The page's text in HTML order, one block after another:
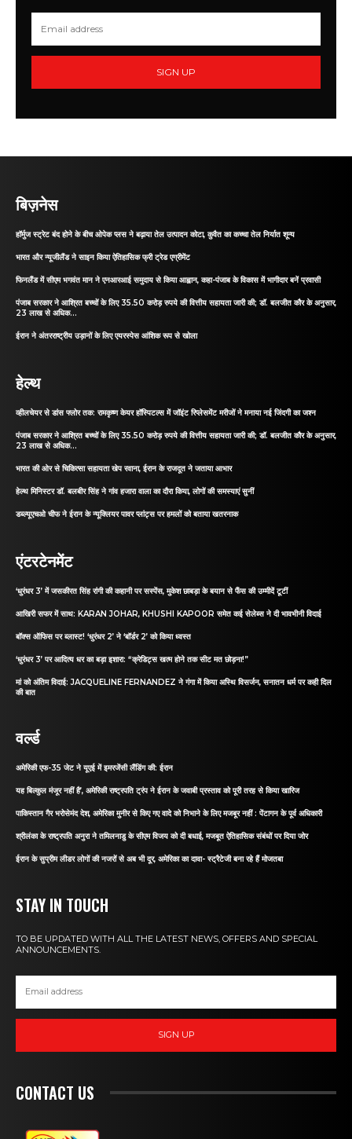
SIGN UP
बिज़नेस
हॉर्मुज स्ट्रेट बंद होने के बीच ओपेक प्लस ने बढ़ाया तेल उत्पादन कोटा, कुवैत का कच्चा तेल निर्यात शून्य
भारत और न्यूजीलैंड ने साइन किया ऐतिहासिक फ्री ट्रेड एग्रीमेंट
फिनलैंड में सीएम भगवंत मान ने एनआरआई समुदाय से किया आह्वान, कहा-पंजाब के विकास में भागीदार बनें प्रवासी
पंजाब सरकार ने आश्रित बच्चों के लिए 35.50 करोड़ रुपये की वित्तीय सहायता जारी की; डॉ. बलजीत कौर के अनुसार,
23 लाख से अधिक...
ईरान ने अंतरराष्ट्रीय उड़ानों के लिए एयरस्पेस आंशिक रूप से खोला
हेल्थ
व्हीलचेयर से डांस फ्लोर तक: रामकृष्ण केयर हॉस्पिटल्स में जॉइंट रिप्लेसमेंट मरीजों ने मनाया नई जिंदगी का जश्न
पंजाब सरकार ने आश्रित बच्चों के लिए 35.50 करोड़ रुपये की वित्तीय सहायता जारी की; डॉ. बलजीत कौर के अनुसार,
23 लाख से अधिक...
भारत की ओर से चिकित्सा सहायता खेप रवाना, ईरान के राजदूत ने जताया आभार
हेल्थ मिनिस्टर डॉ. बलबीर सिंह ने गांव हजारा वाला का दौरा किया, लोगों की समस्याएं सुनीं
डब्ल्यूएचओ चीफ ने ईरान के न्यूक्लियर पावर प्लांट्स पर हमलों को बताया खतरनाक
एंटरटेनमेंट
‘धुरंधर 3’ में जसकीरत सिंह रांगी की कहानी पर सस्पेंस, मुकेश छाबड़ा के बयान से फैंस की उम्मीदें टूटीं
आखिरी सफर में साथ: KARAN JOHAR, KHUSHI KAPOOR समेत कई सेलेब्स ने दी भावभीनी विदाई
बॉक्स ऑफिस पर ब्लास्ट! ‘धुरंधर 2’ ने ‘बॉर्डर 2’ को किया ध्वस्त
‘धुरंधर 3’ पर आदित्य धर का बड़ा इशारा: “क्रेडिट्स खत्म होने तक सीट मत छोड़ना!”
मां को अंतिम विदाई: JACQUELINE FERNANDEZ ने गंगा में किया अस्थि विसर्जन, सनातन धर्म पर कही दिल
की बात
वर्ल्ड
अमेरिकी एफ-35 जेट ने यूएई में इमरजेंसी लैंडिंग की: ईरान
यह बिल्कुल मंजूर नहीं है’, अमेरिकी राष्ट्रपति ट्रंप ने ईरान के जवाबी प्रस्ताव को पूरी तरह से किया खारिज
पाकिस्तान गैर भरोसेमंद देश, अमेरिका मुनीर से किए गए वादे को निभाने के लिए मजबूर नहीं : पेंटागन के पूर्व अधिकारी
श्रीलंका के राष्ट्रपति अनुरा ने तमिलनाडु के सीएम विजय को दी बधाई, मजबूत ऐतिहासिक संबंधों पर दिया जोर
ईरान के सुप्रीम लीडर लोगों की नजरों से अब भी दूर, अमेरिका का दावा- स्ट्रैटेजी बना रहे हैं मोजतबा
STAY IN TOUCH
TO BE UPDATED WITH ALL THE LATEST NEWS, OFFERS AND SPECIAL
ANNOUNCEMENTS.
SIGN UP
CONTACT US